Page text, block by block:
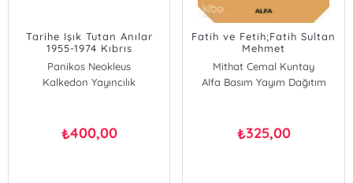
Tarihe Işık Tutan Anılar
1955-1974 Kıbrıs
Panikos Neokleus
Kalkedon Yayıncılık
₺400,00
Fatih ve Fetih;Fatih Sultan
Mehmet
Mithat Cemal Kuntay
Alfa Basım Yayım Dağıtım
₺325,00